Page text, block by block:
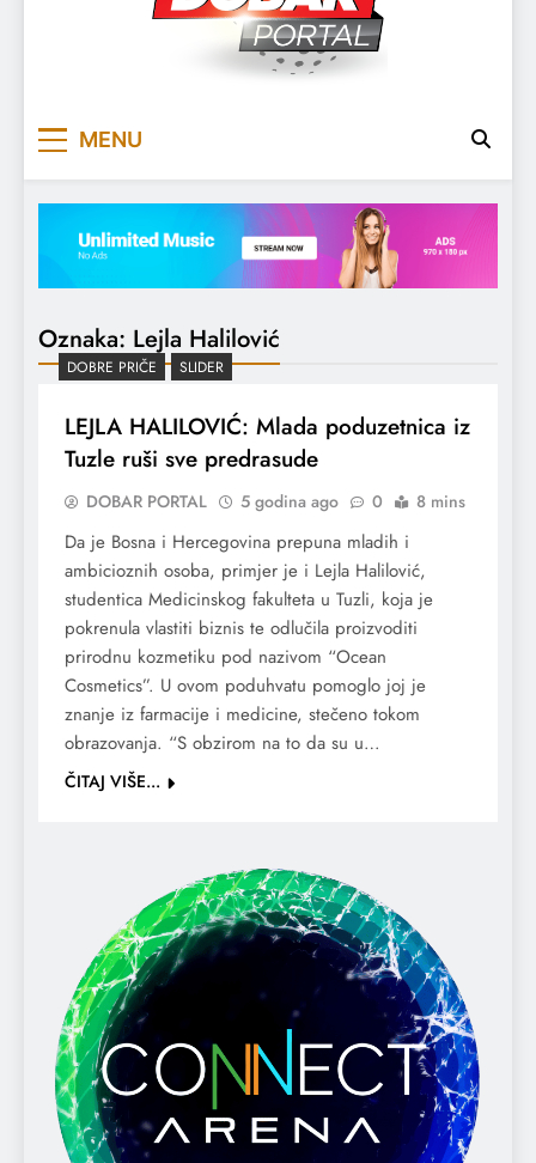
MENU
Oznaka: Lejla Halilović
DOBRE PRIČE SLIDER
LEJLA HALILOVIĆ: Mlada poduzetnica iz
Tuzle ruši sve predrasude
DOBAR PORTAL 5 godina ago 0 8 mins
Da je Bosna i Hercegovina prepuna mladih i
ambicioznih osoba, primjer je i Lejla Halilović,
studentica Medicinskog fakulteta u Tuzli, koja je
pokrenula vlastiti biznis te odlučila proizvoditi
prirodnu kozmetiku pod nazivom “Ocean
Cosmetics”. U ovom poduhvatu pomoglo joj je
znanje iz farmacije i medicine, stečeno tokom
obrazovanja. “S obzirom na to da su u…
ČITAJ VIŠE...